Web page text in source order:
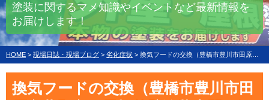
塗装に関するマメ知識やイベントなど最新情報を
お届けします！
HOME > 現場日誌・現場ブログ > 劣化症状 > 換気フードの交換（豊橋市豊川市田原市蒲郡市 屋根外壁塗装専門 河合塗装工業）
換気フードの交換（豊橋市豊川市田